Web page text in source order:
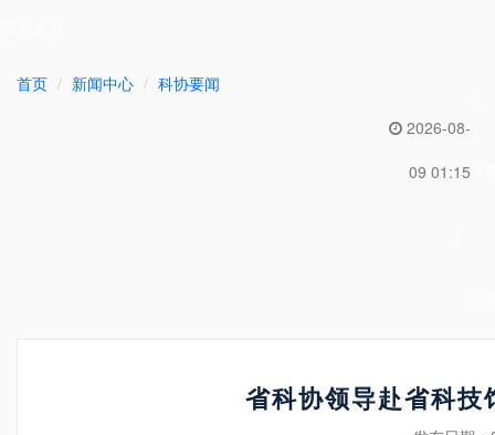
登
首页 新闻中心
科协要闻
2026-08-
09 01:15
省科协领导赴省科